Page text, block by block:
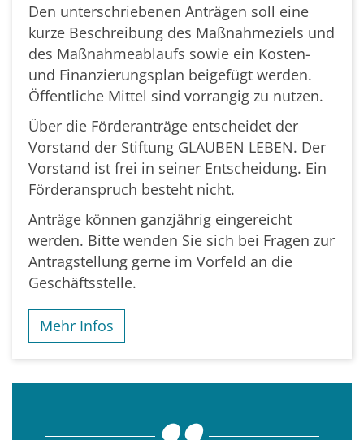
Den unterschriebenen Anträgen soll eine
kurze Beschreibung des Maßnahmeziels und
des Maßnahmeablaufs sowie ein Kosten-
und Finanzierungsplan beigefügt werden.
Öffentliche Mittel sind vorrangig zu nutzen.
Über die Förderanträge entscheidet der
Vorstand der Stiftung GLAUBEN LEBEN. Der
Vorstand ist frei in seiner Entscheidung. Ein
Förderanspruch besteht nicht.
Anträge können ganzjährig eingereicht
werden. Bitte wenden Sie sich bei Fragen zur
Antragstellung gerne im Vorfeld an die
Geschäftsstelle.
Mehr Infos